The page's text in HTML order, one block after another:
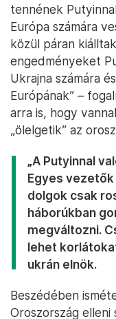
tennének
Európa számára
közül páran
engedményeket
Ukrajna számára
Európának” –
arra is, hogy
„ölelgetik” az
„A Putyinnal
Egyes
dolgok csak
háborúkban
megváltozni.
lehet
ukrán elnök.
Beszédében
Oroszország